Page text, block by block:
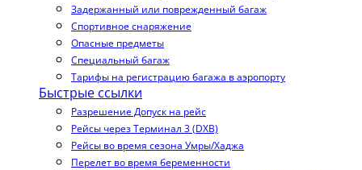
Задержанный или поврежденный багаж
Спортивное снаряжение
Опасные предметы
Специальный багаж
Тарифы на регистрацию багажа в аэропорту
Быстрые ссылки
Разрешение Допуск на рейс
Рейсы через Терминал 3 (DXB)
Рейсы во время сезона Умры/Хаджа
Перелет во время беременности